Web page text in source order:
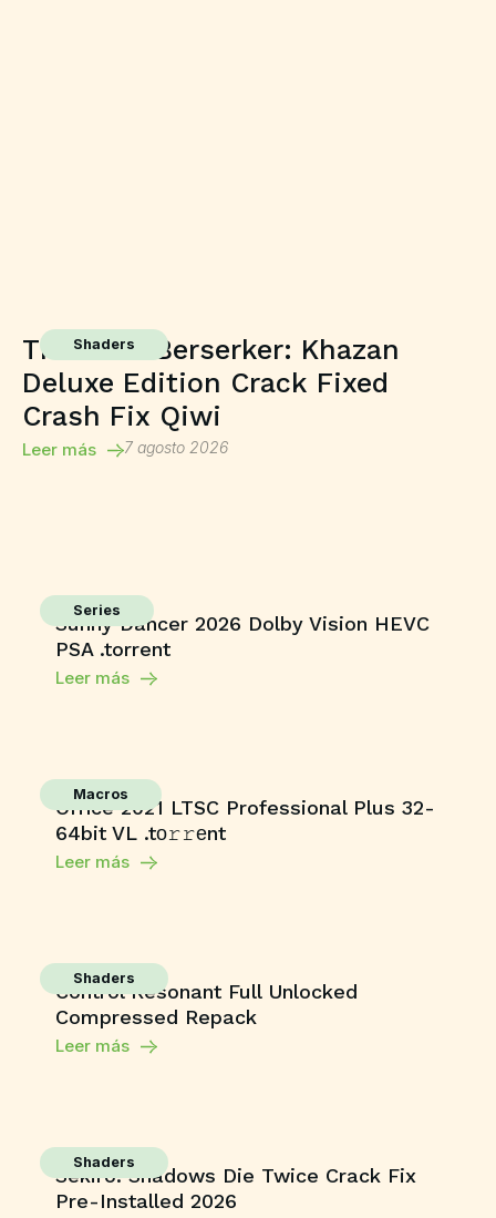
Shaders
The First Berserker: Khazan
Deluxe Edition Crack Fixed
Crash Fix Qiwi
Leer más 7 agosto 2026
Series
Sunny Dancer 2026 Dolby Vision HEVC
PSA .torrent
Leer más
Macros
Office 2021 LTSC Professional Plus 32-
64bit VL .tо𝚛𝚛еnt
Leer más
Shaders
Control Resonant Full Unlocked
Compressed Repack
Leer más
Shaders
Sekiro: Shadows Die Twice Crack Fix
Pre-Installed 2026